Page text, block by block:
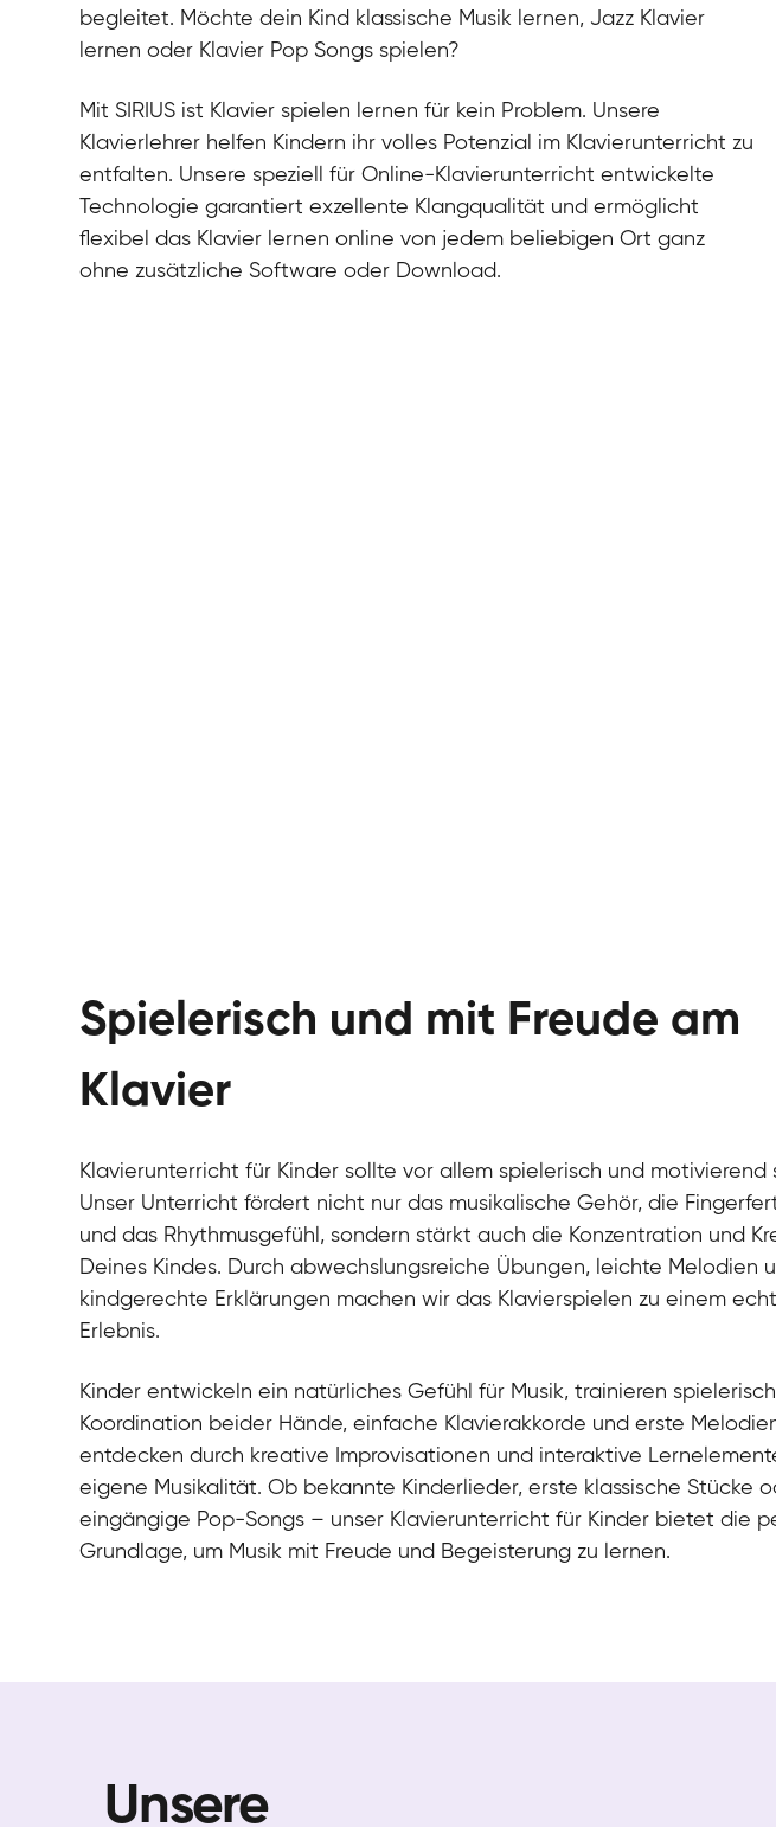
begleitet. Möchte dein Kind klassische Musik lernen, Jazz Klavier
lernen oder Klavier Pop Songs spielen?
Mit SIRIUS ist Klavier spielen lernen für kein Problem. Unsere
Klavierlehrer helfen Kindern ihr volles Potenzial im Klavierunterricht zu
entfalten. Unsere speziell für Online-Klavierunterricht entwickelte
Technologie garantiert exzellente Klangqualität und ermöglicht
flexibel das Klavier lernen online von jedem beliebigen Ort ganz
ohne zusätzliche Software oder Download.
Spielerisch und mit Freude am
Klavier
Klavierunterricht für Kinder sollte vor allem spielerisch und motivierend
Unser Unterricht fördert nicht nur das musikalische Gehör, die
und das Rhythmusgefühl, sondern stärkt auch die Konzentration und
Deines Kindes. Durch abwechslungsreiche Übungen, leichte Melodien
kindgerechte Erklärungen machen wir das Klavierspielen zu einem
Erlebnis.
Kinder entwickeln ein natürliches Gefühl für Musik, trainieren
Koordination beider Hände, einfache Klavierakkorde und erste
entdecken durch kreative Improvisationen und interaktive
eigene Musikalität. Ob bekannte Kinderlieder, erste klassische Stücke
eingängige Pop-Songs – unser Klavierunterricht für Kinder bietet die
Grundlage, um Musik mit Freude und Begeisterung zu lernen.
Unsere